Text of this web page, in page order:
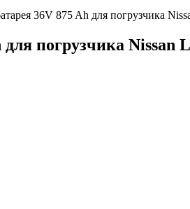
36V 875 Ah для погрузчика
погрузчика